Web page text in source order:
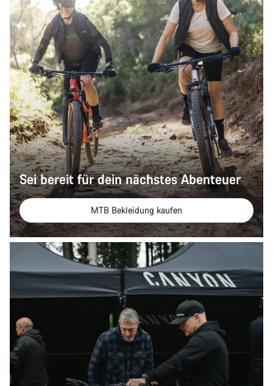
Sei bereit für dein nächstes Abenteuer
MTB Bekleidung kaufen